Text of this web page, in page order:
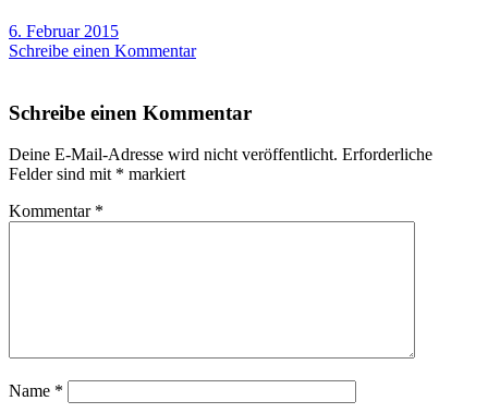
6. Februar 2015
Schreibe einen Kommentar
Schreibe einen Kommentar
Deine E-Mail-Adresse wird nicht veröffentlicht. Erforderliche
Felder sind mit * markiert
Kommentar *
Name *